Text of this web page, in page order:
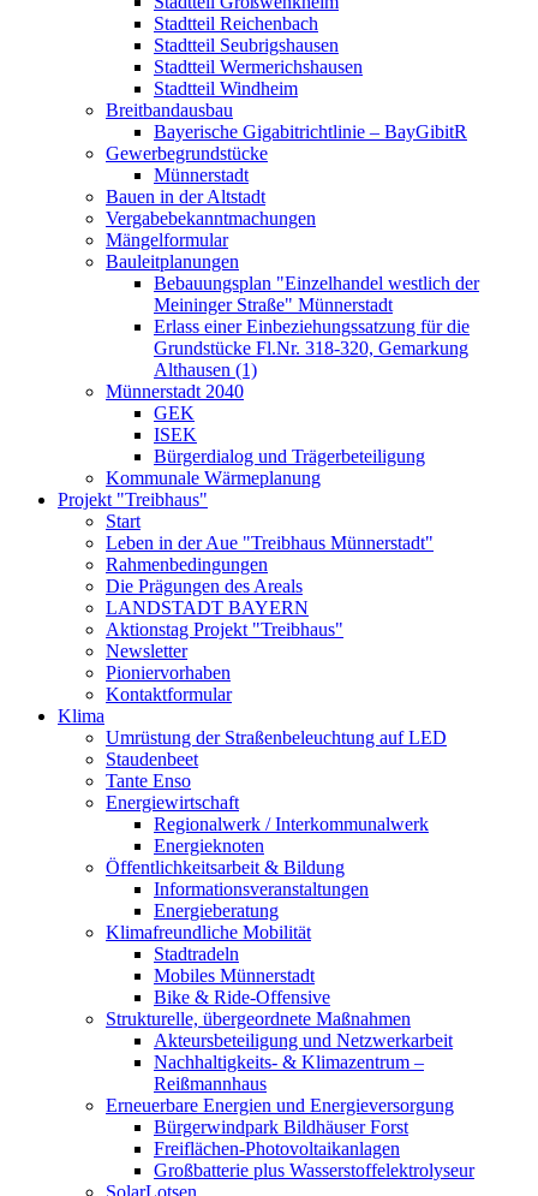
Stadtteil Reichenbach
Stadtteil Seubrigshausen
Stadtteil Wermerichshausen
Stadtteil Windheim
Breitbandausbau
Bayerische Gigabitrichtlinie – BayGibitR
Gewerbegrundstücke
Münnerstadt
Bauen in der Altstadt
Vergabebekanntmachungen
Mängelformular
Bauleitplanungen
Bebauungsplan "Einzelhandel westlich der
Meininger Straße" Münnerstadt
Erlass einer Einbeziehungssatzung für die
Grundstücke Fl.Nr. 318-320, Gemarkung
Althausen (1)
Münnerstadt 2040
GEK
ISEK
Bürgerdialog und Trägerbeteiligung
Kommunale Wärmeplanung
Projekt "Treibhaus"
Start
Leben in der Aue "Treibhaus Münnerstadt"
Rahmenbedingungen
Die Prägungen des Areals
LANDSTADT BAYERN
Aktionstag Projekt "Treibhaus"
Newsletter
Pioniervorhaben
Kontaktformular
Klima
Umrüstung der Straßenbeleuchtung auf LED
Staudenbeet
Tante Enso
Energiewirtschaft
Regionalwerk / Interkommunalwerk
Energieknoten
Öffentlichkeitsarbeit & Bildung
Informationsveranstaltungen
Energieberatung
Klimafreundliche Mobilität
Stadtradeln
Mobiles Münnerstadt
Bike & Ride-Offensive
Strukturelle, übergeordnete Maßnahmen
Akteursbeteiligung und Netzwerkarbeit
Nachhaltigkeits- & Klimazentrum –
Reißmannhaus
Erneuerbare Energien und Energieversorgung
Bürgerwindpark Bildhäuser Forst
Freiflächen-Photovoltaikanlagen
Großbatterie plus Wasserstoffelektrolyseur
SolarLotsen